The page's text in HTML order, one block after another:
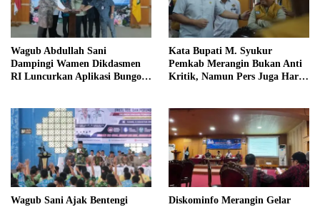
Wagub Abdullah Sani
Dampingi Wamen Dikdasmen
RI Luncurkan Aplikasi Bungo
Kata Bupati M. Syukur
Pemkab Merangin Bukan Anti
Kritik, Namun Pers Juga Harus
Wagub Sani Ajak Bentengi
Diskominfo Merangin Gelar